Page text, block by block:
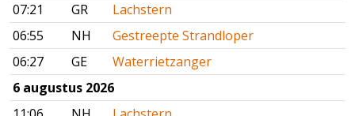
07:21
GR
Lachstern
06:55
NH
Gestreepte Strandloper
06:27
GE
Waterrietzanger
6 augustus 2026